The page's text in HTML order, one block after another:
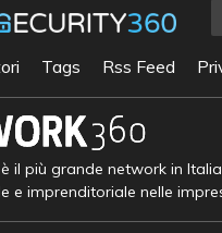
Tags Rss Feed
il più grande network in
e imprenditoriale nelle